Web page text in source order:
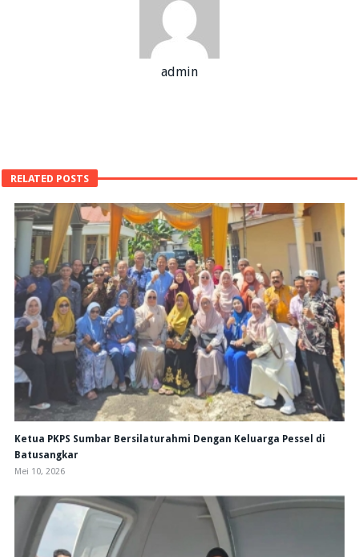
admin
RELATED POSTS
Ketua PKPS Sumbar Bersilaturahmi Dengan Keluarga Pessel di
Batusangkar
Mei 10, 2026